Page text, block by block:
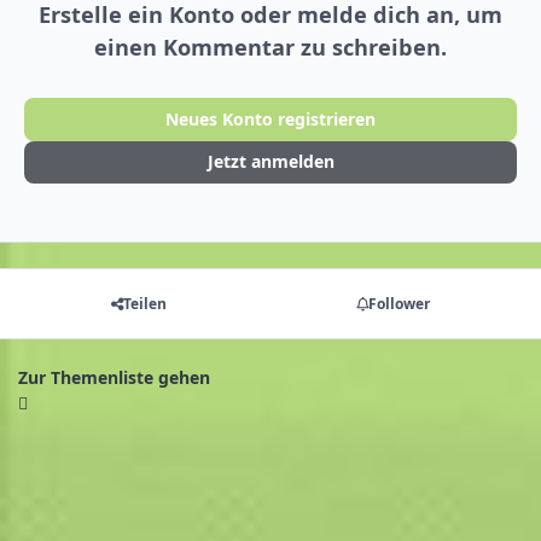
Erstelle ein Konto oder melde dich an, um
einen Kommentar zu schreiben.
Neues Konto registrieren
Jetzt anmelden
Teilen Follower
Zur Themenliste gehen